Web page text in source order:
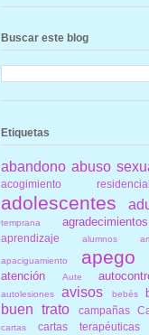
Buscar este blog
Etiquetas
abandono abuso
acogimiento residencial
adolescentes
temprana
agradecimientos
aprendizaje
alumnos
apaciguamiento apego
atención
Aute
autolesiones avisos bebés
buen trato campañas
cartas cartas terapéuticas